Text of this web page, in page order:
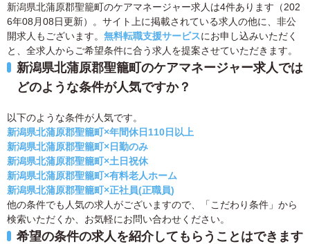
新潟県北蒲原郡聖籠町のケアマネージャー求人は4件あります（202
6年08月08日更新）。サイト上に掲載されている求人の他に、非公
開求人もございます。 無料転職支援サービスにお申し込みいただく
と、全求人からご希望条件に合う求人を提案させていただきます。
新潟県北蒲原郡聖籠町のケアマネージャー求人では
どのような条件が人気ですか？
以下のような条件が人気です。
新潟県北蒲原郡聖籠町×年間休日110日以上
新潟県北蒲原郡聖籠町×日勤のみ
新潟県北蒲原郡聖籠町×土日祝休
新潟県北蒲原郡聖籠町×有料老人ホーム
新潟県北蒲原郡聖籠町×正社員(正職員)
他の条件でも人気の求人がございますので、「こだわり条件」から
検索いただくか、お気軽にお問い合わせください。
希望の条件の求人を紹介してもらうことはできます